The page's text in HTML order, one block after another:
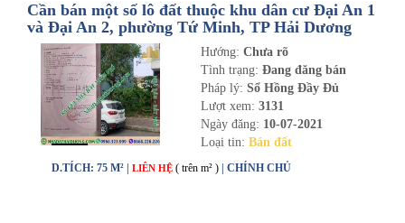
Cần bán một số lô đất thuộc khu dân cư Đại An 1
và Đại An 2, phường Tứ Minh, TP Hải Dương
Hướng: Chưa rõ
Tình trạng: Đang đăng bán
Pháp lý: Sổ Hồng Đầy Đủ
Lượt xem: 3131
Ngày đăng: 10-07-2021
Loại tin: Bán đất
D.TÍCH: 75 M² | LIÊN HỆ ( trên m² ) | CHÍNH CHỦ